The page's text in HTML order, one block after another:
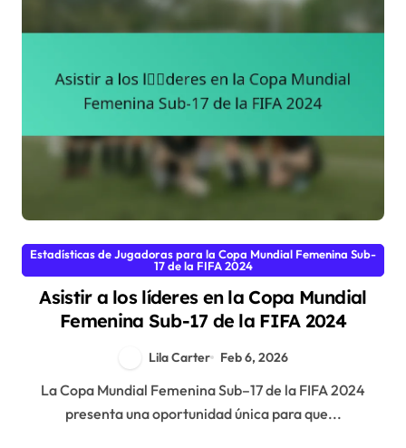
Estadísticas de Jugadoras para la Copa Mundial Femenina Sub-
17 de la FIFA 2024
Asistir a los líderes en la Copa Mundial
Femenina Sub-17 de la FIFA 2024
Lila Carter Feb 6, 2026
La Copa Mundial Femenina Sub–17 de la FIFA 2024
presenta una oportunidad única para que...